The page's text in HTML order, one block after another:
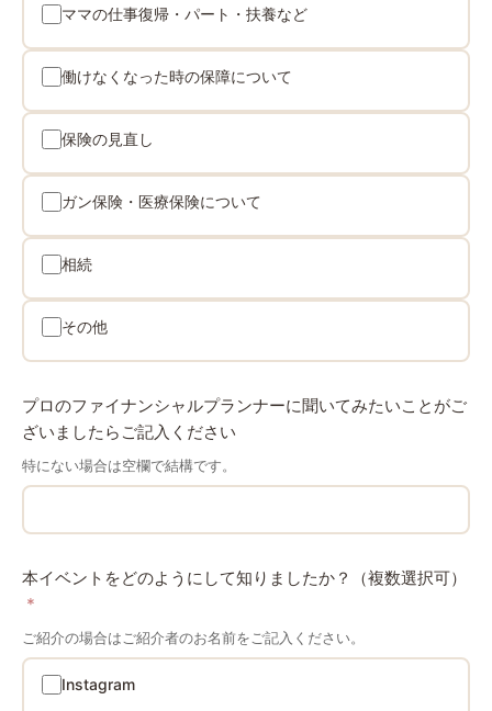
ママの仕事復帰・パート・扶養など
働けなくなった時の保障について
保険の見直し
ガン保険・医療保険について
相続
その他
プロのファイナンシャルプランナーに聞いてみたいことがご
ざいましたらご記入ください
特にない場合は空欄で結構です。
本イベントをどのようにして知りましたか？（複数選択可）
*
ご紹介の場合はご紹介者のお名前をご記入ください。
Instagram